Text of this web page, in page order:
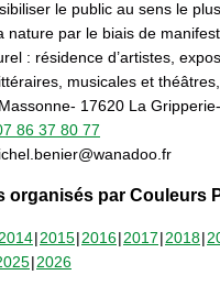
le public au sens le
nature par le biais de
: résidence d’artistes,
musicales et
17620 La
86 37 80 77
organisés par Couleurs
2014 2015 2016 2017 2018
2026